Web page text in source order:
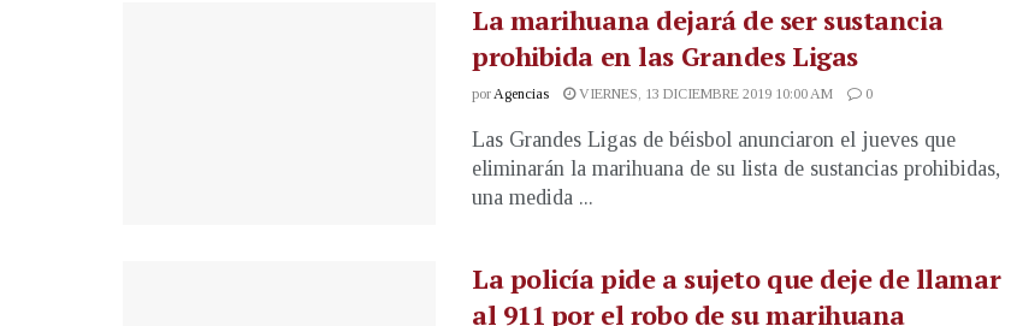
La marihuana dejará de ser sustancia
prohibida en las Grandes Ligas
por Agencias VIERNES, 13 DICIEMBRE 2019 10:00 AM 0
Las Grandes Ligas de béisbol anunciaron el jueves que
eliminarán la marihuana de su lista de sustancias prohibidas,
una medida ...
La policía pide a sujeto que deje de llamar
al 911 por el robo de su marihuana